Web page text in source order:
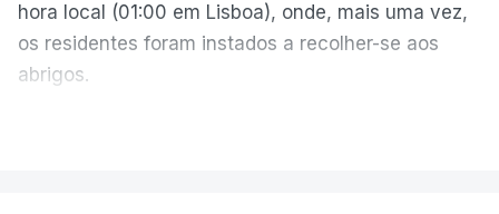
hora local (01:00 em Lisboa), onde, mais uma vez,
os residentes foram instados a recolher-se aos
abrigos.